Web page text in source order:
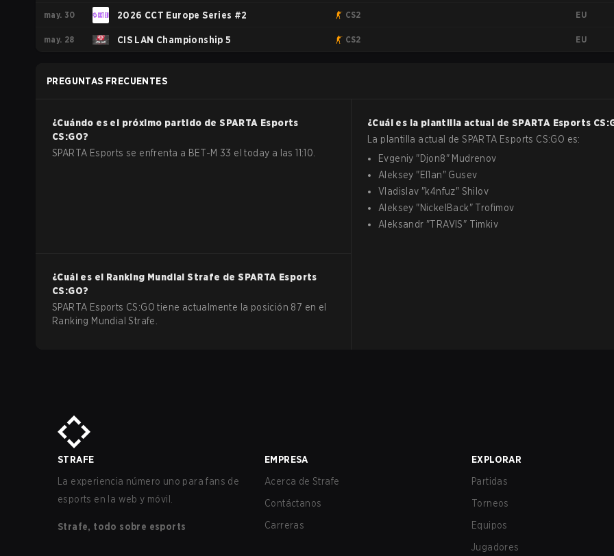
may. 30 2026 CCT Europe Series #2 CS2 EU
may. 28 CIS LAN Championship 5 CS2 EU
PREGUNTAS FRECUENTES
¿Cuándo es el próximo partido deSPARTA Esports
CS:GO?
SPARTA Esports se enfrenta a BET-M 33 el today a las 11:10.
¿Cuál es la plantilla actual de SPARTA Esports
La plantilla actual deSPARTA Esports CS:GO es:
Evgeniy "Djon8" Mudrenov
Aleksey "El1an" Gusev
Vladislav "k4nfuz" Shilov
Aleksey "NickelBack" Trofimov
Aleksandr "TRAVIS" Timkiv
¿Cuál es el Ranking Mundial Strafe deSPARTA Esports
CS:GO?
SPARTA Esports CS:GO tiene actualmente la posición 87 en el
Ranking Mundial Strafe.
STRAFE
La experiencia número uno para fans de
esports en la web y móvil.
Strafe, todo sobre esports
EMPRESA
Acerca de Strafe
Contáctanos
Carreras
EXPLORAR
Partidas
Torneos
Equipos
Jugadores